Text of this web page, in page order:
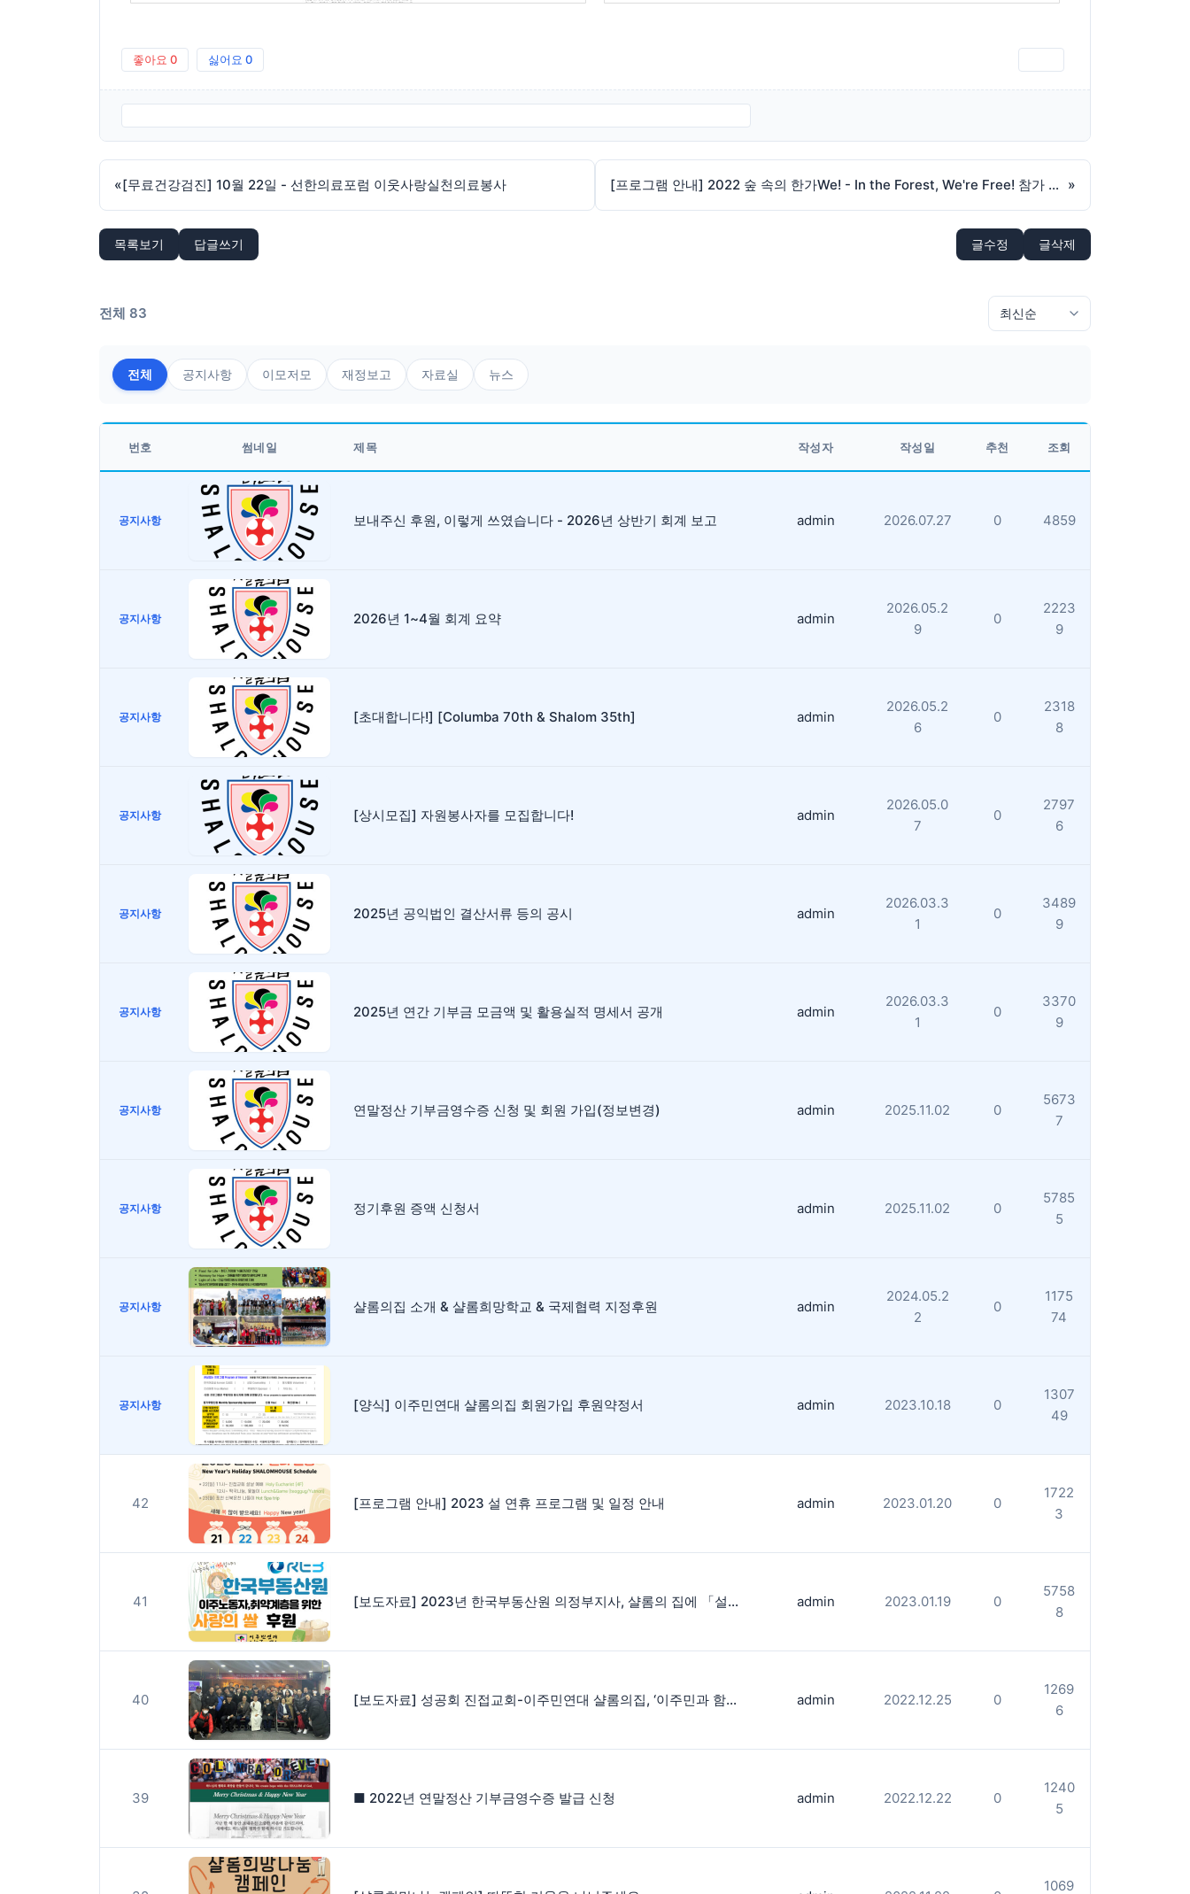
좋아요 0 싫어요 0
«[무료건강검진] 10월 22일 - 선한의료포럼 이웃사랑실천의료봉사 [프로그램 안내] 2022 숲 속의 한가We! - In the Forest, We're Free! 참가 안내 »
목록보기 답글쓰기 글수정 글삭제
전체 83
전체 공지사항 이모저모 재정보고 자료실 뉴스
번호 썸네일 제목 작성자 작성일 추천 조회
공지사항 보내주신 후원, 이렇게 쓰였습니다 - 2026년 상반기 회계 보고 admin 2026.07.27 0 4859
공지사항 2026년 1~4월 회계 요약 admin
2026.05.2
9
0
2223
9
공지사항 [초대합니다!] [Columba 70th & Shalom 35th] admin
2026.05.2
6
0
2318
8
공지사항 [상시모집] 자원봉사자를 모집합니다! admin
2026.05.0
7
0
2797
6
공지사항 2025년 공익법인 결산서류 등의 공시 admin
2026.03.3
1
0
3489
9
공지사항 2025년 연간 기부금 모금액 및 활용실적 명세서 공개 admin
2026.03.3
1
0
3370
9
공지사항 연말정산 기부금영수증 신청 및 회원 가입(정보변경) admin 2025.11.02 0
5673
7
공지사항 정기후원 증액 신청서 admin 2025.11.02 0
5785
5
공지사항 샬롬의집 소개 & 샬롬희망학교 & 국제협력 지정후원 admin
2024.05.2
2
0
1175
74
공지사항 [양식] 이주민연대 샬롬의집 회원가입 후원약정서 admin 2023.10.18 0
1307
49
42 [프로그램 안내] 2023 설 연휴 프로그램 및 일정 안내 admin 2023.01.20 0
1722
3
41 [보도자료] 2023년 한국부동산원 의정부지사, 샬롬의 집에 「설맞이 사랑의 쌀 나눔」 admin 2023.01.19 0
5758
8
40 [보도자료] 성공회 진접교회-이주민연대 샬롬의집, ‘이주민과 함께하는 성탄 전야’ 개최 admin 2022.12.25 0
1269
6
39 ■ 2022년 연말정산 기부금영수증 발급 신청 admin 2022.12.22 0
1240
5
1069